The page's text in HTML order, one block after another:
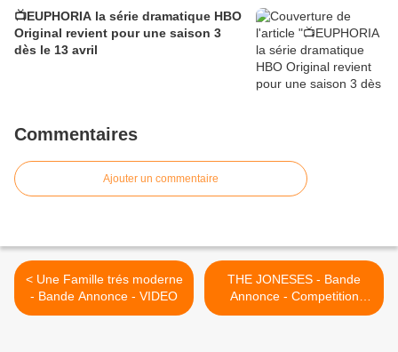
📺EUPHORIA la série dramatique HBO
Original revient pour une saison 3
dès le 13 avril
Commentaires
Ajouter un commentaire
< Une Famille trés moderne
- Bande Annonce - VIDEO
THE JONESES - Bande
Annonce - Competition
Festival de Deauville >